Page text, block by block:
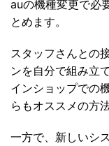
auの機種変更で必
とめます。
スタッフさんとの
ンを自分で組み立
インショップでの
らもオススメの方
一方で、新しいシ